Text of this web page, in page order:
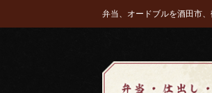
弁当、オードブルを酒田市